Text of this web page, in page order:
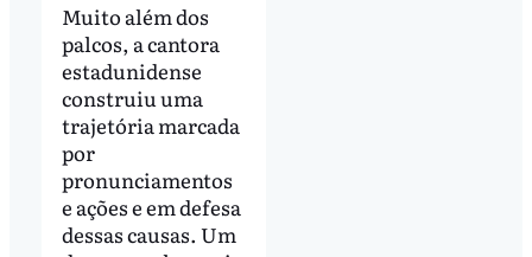
Muito além dos
palcos, a cantora
estadunidense
construiu uma
trajetória marcada
por
pronunciamentos
e ações e em defesa
dessas causas. Um